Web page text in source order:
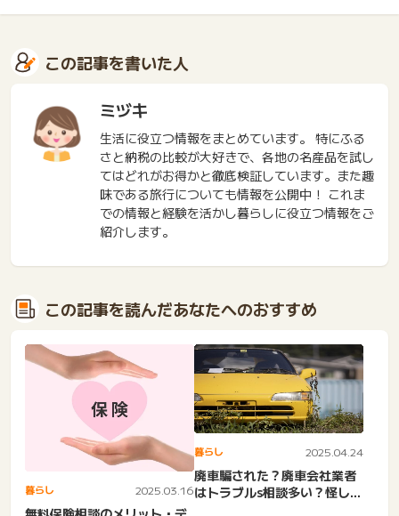
この記事を書いた人
ミヅキ
生活に役立つ情報をまとめています。 特にふる
さと納税の比較が大好きで、各地の名産品を試し
てはどれがお得かと徹底検証しています。また趣
味である旅行についても情報を公開中！ これま
での情報と経験を活かし暮らしに役立つ情報をご
紹介します。
この記事を読んだあなたへのおすすめ
暮らし 2025.03.16
暮らし 2025.04.24
廃車騙された？廃車会社業者
はトラブルs相談多い？怪しい